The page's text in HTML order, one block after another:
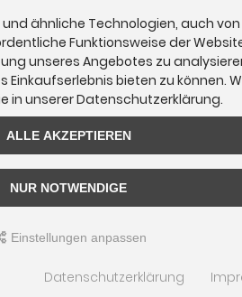
ähnliche Technologien, auch von
Funktionsweise der
unseres Angebotes zu
Einkaufserlebnis bieten zu können.
in unserer Datenschutzerklärung.
ALLE AKZEPTIEREN
NUR NOTWENDIGE
Einstellungen anpassen
Datenschutzerklärung